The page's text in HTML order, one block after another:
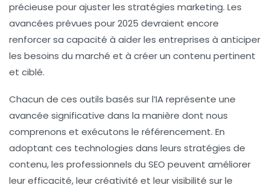
précieuse pour ajuster les stratégies marketing. Les
avancées prévues pour 2025 devraient encore
renforcer sa capacité à aider les entreprises à anticiper
les besoins du marché et à créer un contenu pertinent
et ciblé.
Chacun de ces outils basés sur l’IA représente une
avancée significative dans la manière dont nous
comprenons et exécutons le référencement. En
adoptant ces technologies dans leurs stratégies de
contenu, les professionnels du SEO peuvent améliorer
leur efficacité, leur créativité et leur visibilité sur le